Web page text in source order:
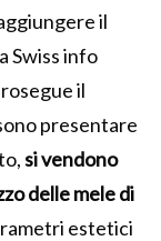
il
Swiss info
il
presentare
si vendono
delle mele di
estetici